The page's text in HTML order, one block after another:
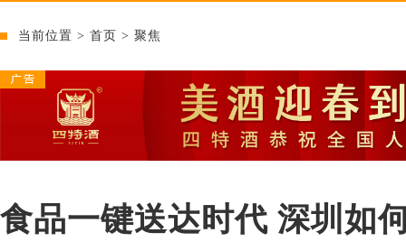
当前位置 > 首页 > 聚焦
食品一键送达时代 深圳如